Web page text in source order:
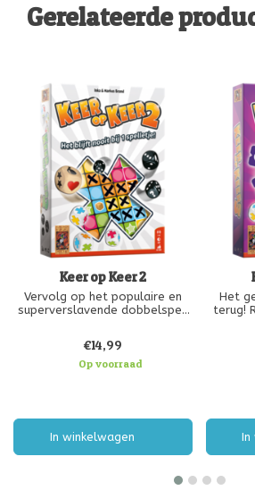
Gerelateerde
Keer op Keer 2
Vervolg op het populaire en
superverslavende dobbelspel.
aan om zo snel mogelijk
kolommen, rijen en gelijk
gedobbeld cijfer. Die combineer
je, waa
€14,99
Op voorraad
In winkelwagen
Het
terug!
er nog
In